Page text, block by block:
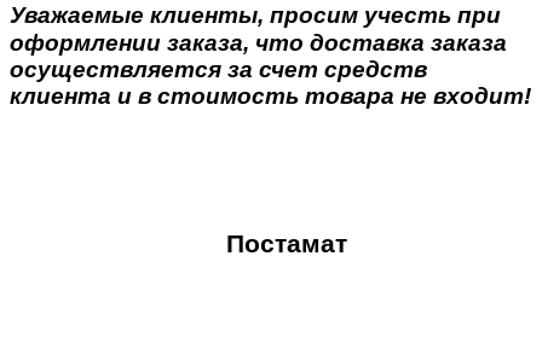
Уважаемые клиенты, просим учесть при
оформлении заказа, что доставка заказа
осуществляется за счет средств
клиента и в стоимость товара не входит!
Постамат